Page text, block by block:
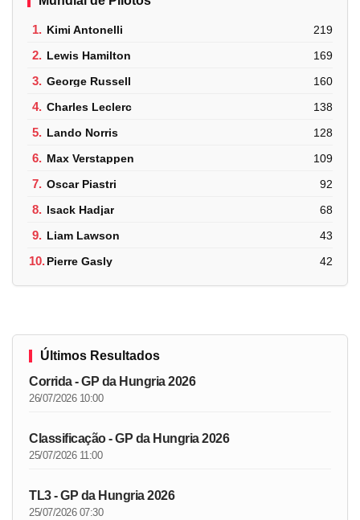
1. Kimi Antonelli 219
2. Lewis Hamilton 169
3. George Russell 160
4. Charles Leclerc 138
5. Lando Norris 128
6. Max Verstappen 109
7. Oscar Piastri 92
8. Isack Hadjar 68
9. Liam Lawson 43
10.Pierre Gasly 42
Últimos Resultados
Corrida - GP da Hungria 2026
26/07/2026 10:00
Classificação - GP da Hungria 2026
25/07/2026 11:00
TL3 - GP da Hungria 2026
25/07/2026 07:30